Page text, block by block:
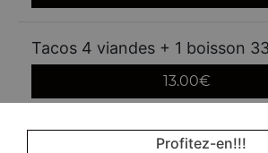
Tacos 4 viandes + 1 boisson
13.00€
Menu tacos 1 viandeProfitez-en!!!